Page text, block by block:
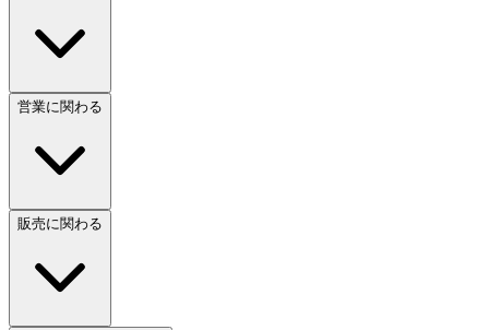
営業に関わる
販売に関わる